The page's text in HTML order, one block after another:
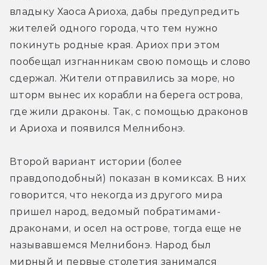
владыку Хаоса Ариоха, дабы предупредить
жителей одного города, что тем нужно
покинуть родные края. Ариох при этом
пообещал изгнанникам свою помощь и слово
сдержал. Жители отправились за море, но
шторм вынес их корабли на берега острова,
где жили драконы. Так, с помощью драконов
и Ариоха и появился Мелнибонэ.
Второй вариант истории (более
правдоподобный) показан в комиксах. В них
говорится, что некогда из другого мира
пришел народ, ведомый побратимами-
драконами, и осел на острове, тогда еще не
называвшемся Мелнибонэ. Народ был
мирный и первые столетия занимался